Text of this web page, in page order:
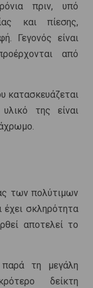
πριν, υπό
και πίεσης,
Γεγονός είναι
από
κατασκευάζεται
της είναι
των πολύτιμων
έχει σκληρότητα
αποτελεί το
τη μεγάλη
δείκτη